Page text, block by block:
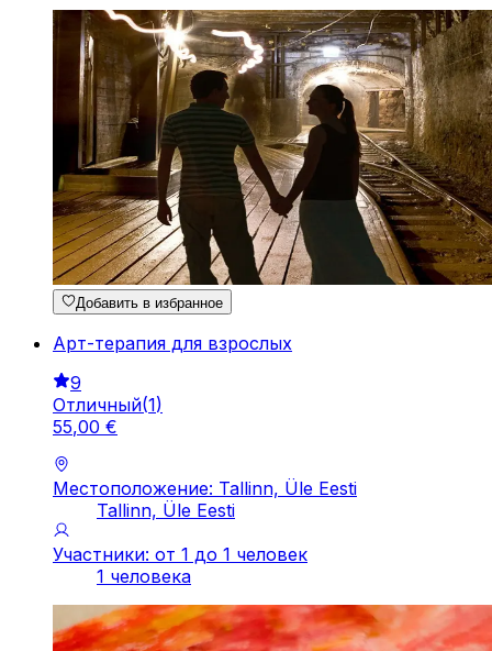
Добавить в избранное
Арт-терапия для взрослых
9
Отличный(1)
55,00 €
Местоположение: Tallinn, Üle Eesti
Tallinn, Üle Eesti
Участники: от 1 до 1 человек
1 человека